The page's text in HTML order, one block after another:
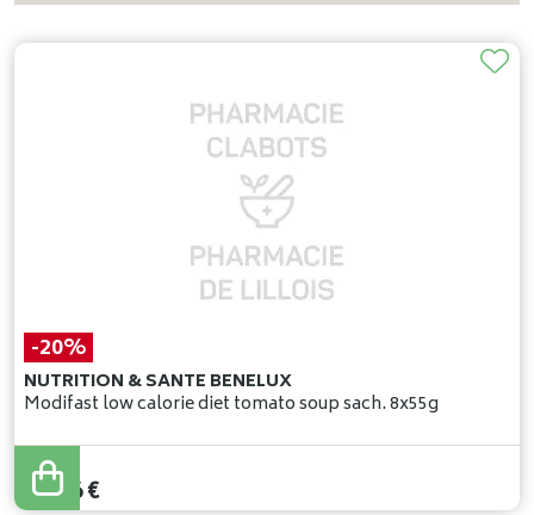
-20%
NUTRITION & SANTE BENELUX
Modifast low calorie diet tomato soup sach. 8x55g
30,95
24,76€